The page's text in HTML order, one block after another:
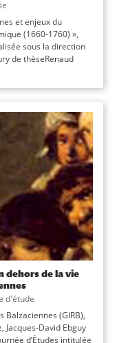
et enjeux du
(1660-1760) »,
sous la direction
de thèseRenaud
dehors de la vie
d'étude
Balzaciennes (GIRB),
Jacques-David Ebguy
d’Études intitulée